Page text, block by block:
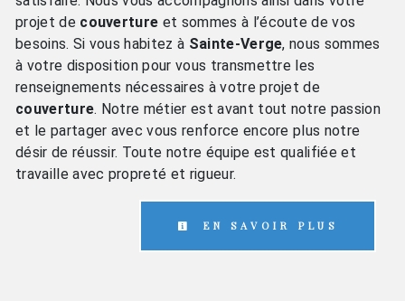
projet de couverture et sommes à l’écoute de vos
besoins. Si vous habitez à Sainte-Verge, nous sommes
à votre disposition pour vous transmettre les
renseignements nécessaires à votre projet de
couverture. Notre métier est avant tout notre passion
et le partager avec vous renforce encore plus notre
désir de réussir. Toute notre équipe est qualifiée et
travaille avec propreté et rigueur.
EN SAVOIR PLUS